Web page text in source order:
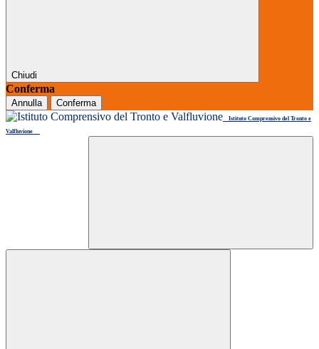
Chiudi
Conferma
Annulla Conferma
Istituto Comprensivo del Tronto e
Valfluvione